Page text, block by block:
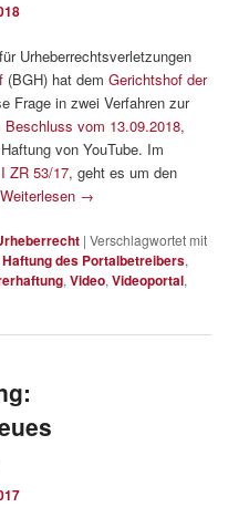
Urheberrechtsverletzungen
(BGH) hat demGerichtshof der
Frage in zwei Verfahren zur
Beschluss vom 13.09.2018,
von YouTube. Im
I ZR 53/17, geht es um den
Weiterlesen →
|Verschlagwortet mit
Haftung des Portalbetreibers,
,Video,Videoportal,